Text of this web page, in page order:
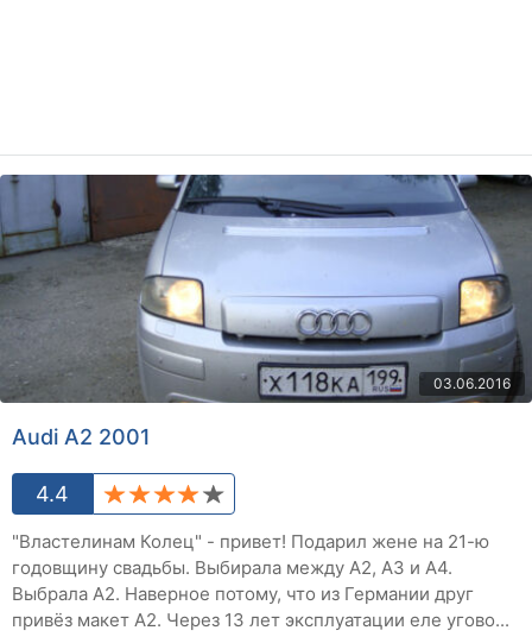
03.06.2016
Audi A2 2001
4.4
"Властелинам Колец" - привет! Подарил жене на 21-ю
годовщину свадьбы. Выбирала между А2, А3 и А4.
Выбрала А2. Наверное потому, что из Германии друг
привёз макет А2. Через 13 лет эксплуатации еле угово...